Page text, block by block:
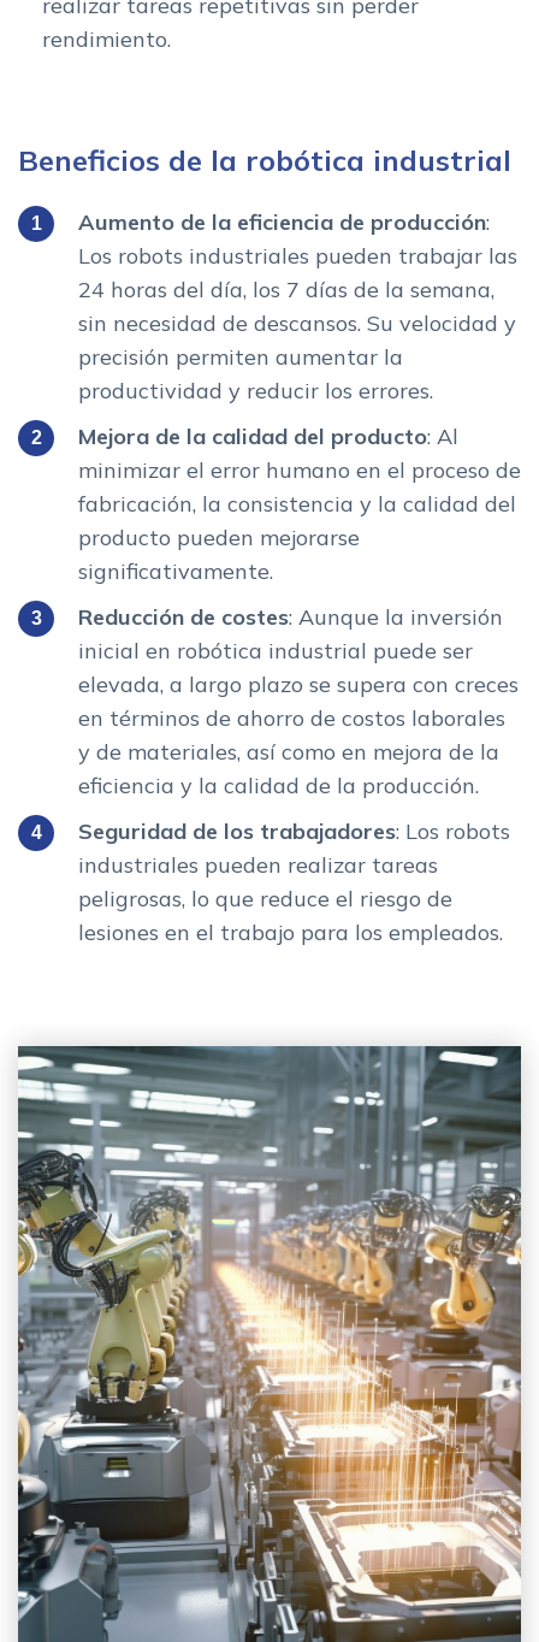
realizar tareas repetitivas sin perder
rendimiento.
Beneficios de la robótica industrial
Aumento de la eficiencia de producción:
Los robots industriales pueden trabajar las
24 horas del día, los 7 días de la semana,
sin necesidad de descansos. Su velocidad y
precisión permiten aumentar la
productividad y reducir los errores.
Mejora de la calidad del producto: Al
minimizar el error humano en el proceso de
fabricación, la consistencia y la calidad del
producto pueden mejorarse
significativamente.
Reducción de costes: Aunque la inversión
inicial en robótica industrial puede ser
elevada, a largo plazo se supera con creces
en términos de ahorro de costos laborales
y de materiales, así como en mejora de la
eficiencia y la calidad de la producción.
Seguridad de los trabajadores: Los robots
industriales pueden realizar tareas
peligrosas, lo que reduce el riesgo de
lesiones en el trabajo para los empleados.